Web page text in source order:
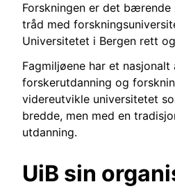
Forskningen er det
tråd med
Universitetet i Bergen rett
Fagmiljøene har et
forskerutdanning og
videreutvikle universitetet
bredde, men med en
utdanning.
UiB sin